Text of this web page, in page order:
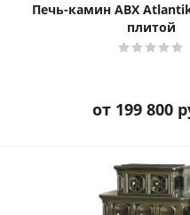
Печь-камин ABX
плитой
от 199 800